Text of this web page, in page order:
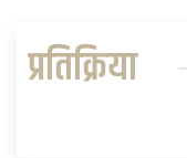
प्रतिक्रिया